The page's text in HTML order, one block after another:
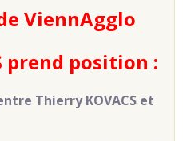
ViennAgglo
prend position :
Thierry KOVACS et